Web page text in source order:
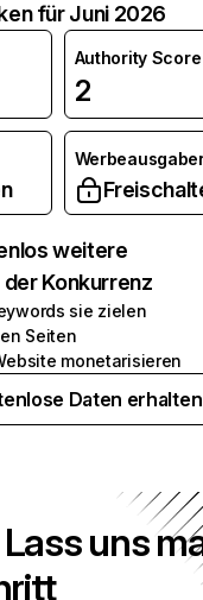
für Juni 2026
Authority Score
2
weitere
Konkurrenz
sie zielen
Seiten
monetarisieren
Daten erhalten
uns